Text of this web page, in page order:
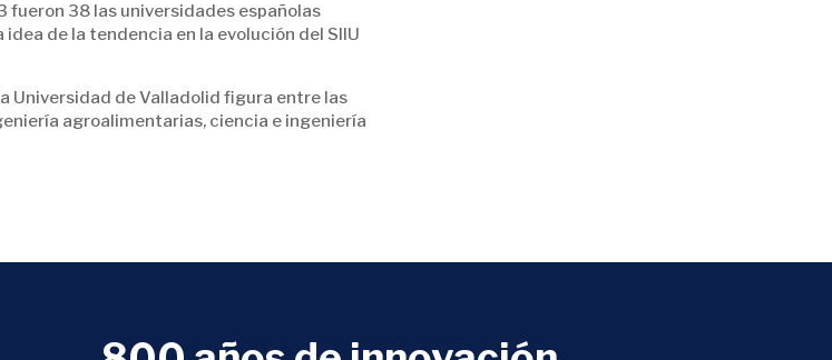
38 las universidades españolas
de la tendencia en la evolución del SIIU
Universidad de Valladolid figura entre las
agroalimentarias, ciencia e ingeniería